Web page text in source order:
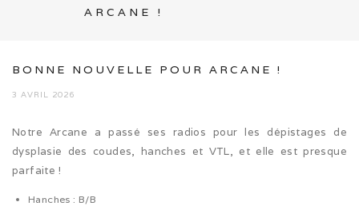
Mon histoire
Nos activités canines
ARCANE !
BONNE NOUVELLE POUR ARCANE !
3 AVRIL 2026
Notre Arcane a passé ses radios pour les dépistages de
dysplasie des coudes, hanches et VTL, et elle est presque
parfaite !
Hanches : B/B